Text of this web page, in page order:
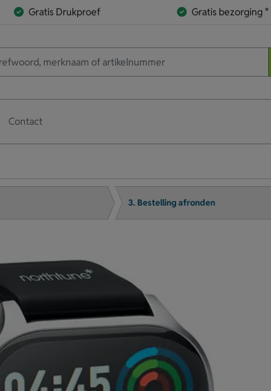
Gratis Drukproef Gratis bezorging *
Contact
3. Bestelling afronden